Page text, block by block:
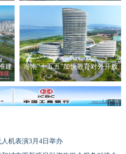
建
海南“十五五”加快教育对外开放
广告
机表演3月4日举办